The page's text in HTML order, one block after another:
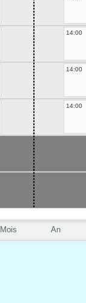
Mois An
14:00
14:00
14:00